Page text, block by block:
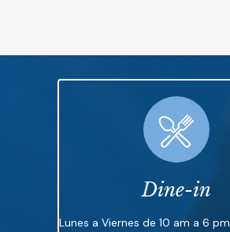
Dine-in
Lunes a Viernes de 10 am a 6 pm